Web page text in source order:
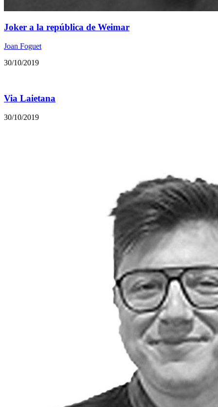
Joker a la república de Weimar
Joan Foguet
30/10/2019
Via Laietana
30/10/2019